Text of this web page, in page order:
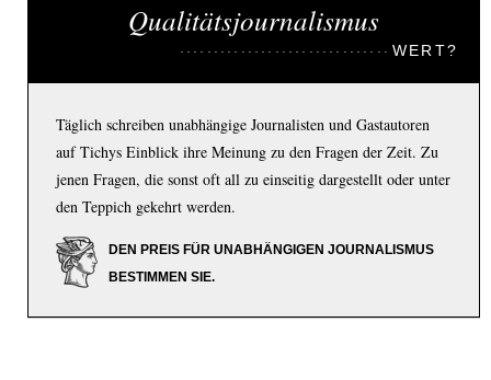
Qualitätsjournalismus
WERT?
Täglich schreiben unabhängige Journalisten und Gastautoren
auf Tichys Einblick ihre Meinung zu den Fragen der Zeit. Zu
jenen Fragen, die sonst oft all zu einseitig dargestellt oder unter
den Teppich gekehrt werden.
DEN PREIS FÜR UNABHÄNGIGEN JOURNALISMUS
BESTIMMEN SIE.